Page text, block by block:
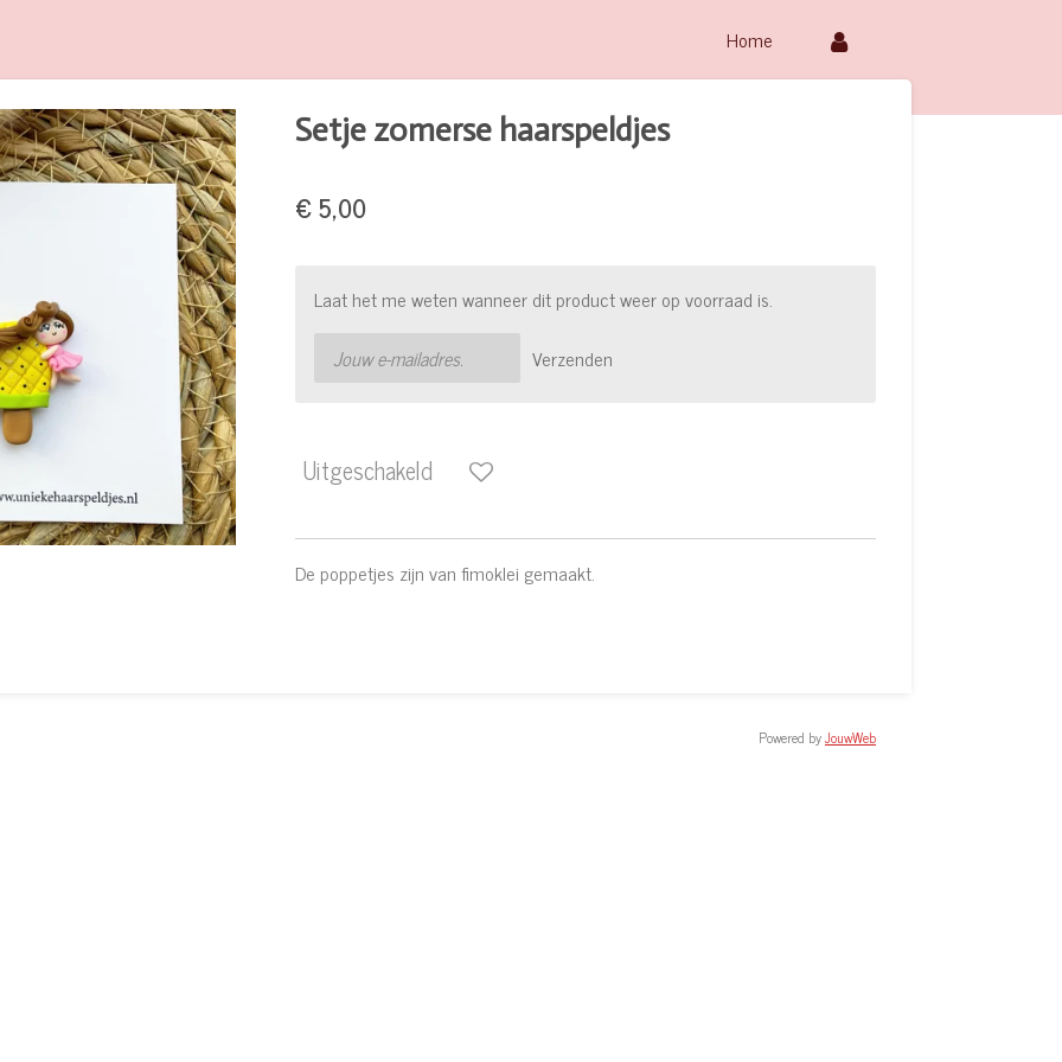
Home
Setje zomerse haarspeldjes
€ 5,00
Laat het me weten wanneer dit product weer op voorraad is.
Verzenden
Uitgeschakeld
De poppetjes zijn van fimoklei gemaakt.
Powered byJouwWeb